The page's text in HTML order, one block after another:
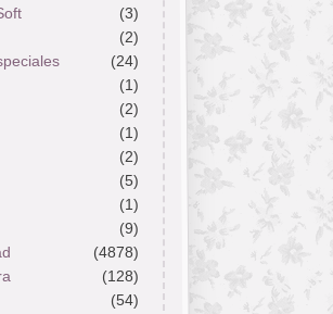
(3)
(2)
(24)
(1)
(2)
(1)
(2)
(5)
(1)
(9)
(4878)
(128)
(54)